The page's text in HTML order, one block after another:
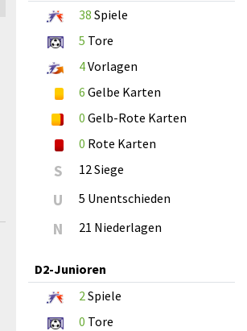
38 Spiele
5 Tore
4Vorlagen
6 Gelbe Karten
0 Gelb-Rote Karten
0 Rote Karten
S 12 Siege
U 5 Unentschieden
N 21 Niederlagen
D2-Junioren
2Spiele
0 Tore